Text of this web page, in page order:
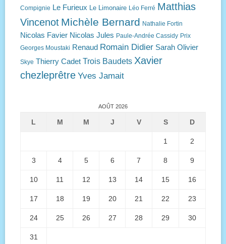
Compignie Le Furieux Le Limonaire Léo Ferré Matthias
Vincenot Michèle Bernard Nathalie Fortin
Nicolas Favier Nicolas Jules Paule-Andrée Cassidy Prix
Georges Moustaki Renaud Romain Didier Sarah Olivier
Skye Thierry Cadet Trois Baudets Xavier
chezleprêtre Yves Jamait
AOÛT 2026
L M M J V S D
1 2
3 4 5 6 7 8 9
10 11 12 13 14 15 16
17 18 19 20 21 22 23
24 25 26 27 28 29 30
31